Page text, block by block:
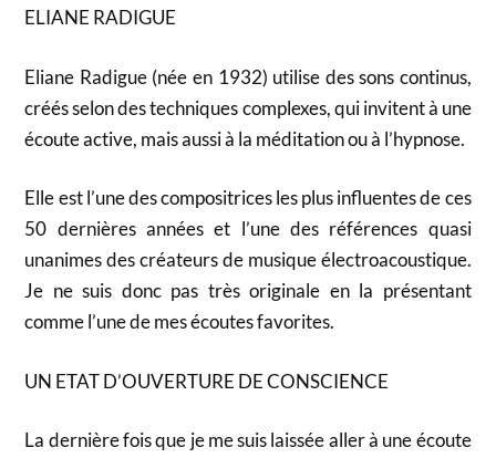
ELIANE RADIGUE
Eliane Radigue (née en 1932) utilise des sons continus,
créés selon des techniques complexes, qui invitent à une
écoute active, mais aussi à la méditation ou à l’hypnose.
Elle est l’une des compositrices les plus influentes de ces
50 dernières années et l’une des références quasi
unanimes des créateurs de musique électroacoustique.
Je ne suis donc pas très originale en la présentant
comme l’une de mes écoutes favorites.
UN ETAT D’OUVERTURE DE CONSCIENCE
La dernière fois que je me suis laissée aller à une écoute